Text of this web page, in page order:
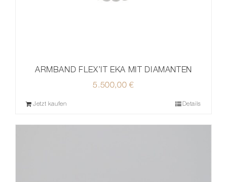
ARMBAND FLEX’IT EKA MIT DIAMANTEN
5.500,00€
Jetzt kaufen Details